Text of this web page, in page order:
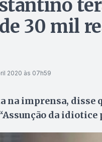
30 mil
2020 às 07h59
na imprensa, disse
da